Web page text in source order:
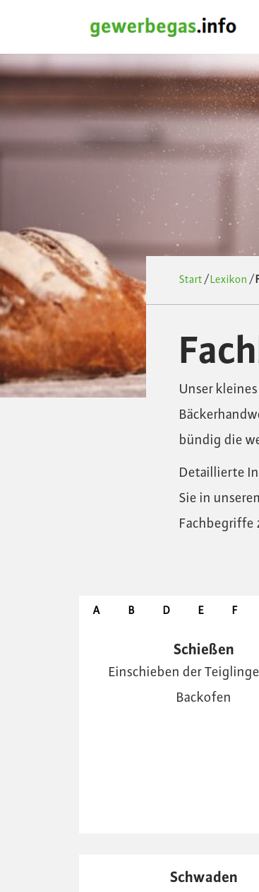
Start / Lexikon /
Unser
bündig die
Detaillierte
Sie in
Fachbegriffe
A B D E F
Schießen
Einschieben der
Backofen
Schwaden